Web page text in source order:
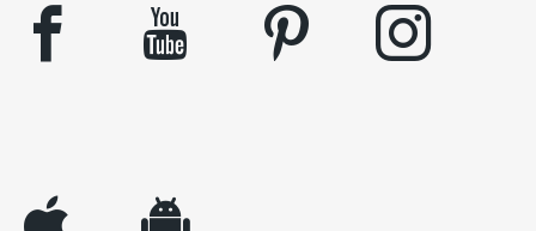
facebook youtube pinterest instagram